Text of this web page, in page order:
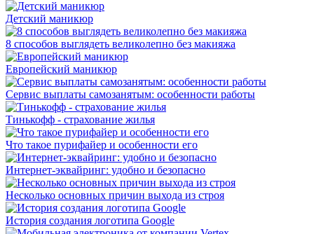
Детский маникюр
8 способов выглядеть великолепно без макияжа
Европейский маникюр
Сервис выплаты самозанятым: особенности работы
Тинькофф - страхование жилья
Что такое пурифайер и особенности его
Интернет-эквайринг: удобно и безопасно
Несколько основных причин выхода из строя
История создания логотипа Google